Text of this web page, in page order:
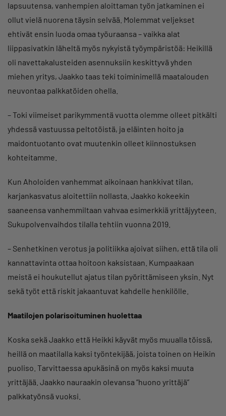
lapsuutensa, vanhempien aloittaman työn jatkaminen ei
ollut vielä nuorena täysin selvää. Molemmat veljekset
ehtivät ensin luoda omaa työuraansa – vaikka alat
liippasivatkin läheltä myös nykyistä työympäristöä: Heikillä
oli navettakalusteiden asennuksiin keskittyvä yhden
miehen yritys, Jaakko taas teki toiminimellä maatalouden
neuvontaa palkkatöiden ohella.
– Toki viimeiset parikymmentä vuotta olemme olleet pitkälti
yhdessä vastuussa peltotöistä, ja eläinten hoito ja
maidontuotanto ovat muutenkin olleet kiinnostuksen
kohteitamme.
Kun Aholoiden vanhemmat aikoinaan hankkivat tilan,
karjankasvatus aloitettiin nollasta. Jaakko kokeekin
saaneensa vanhemmiltaan vahvaa esimerkkiä yrittäjyyteen.
Sukupolvenvaihdos tilalla tehtiin vuonna 2019.
– Senhetkinen verotus ja politiikka ajoivat siihen, että tila oli
kannattavinta ottaa hoitoon kaksistaan. Kumpaakaan
meistä ei houkutellut ajatus tilan pyörittämiseen yksin. Nyt
sekä työt että riskit jakaantuvat kahdelle henkilölle.
Maatilojen polarisoituminen huolettaa
Koska sekä Jaakko että Heikki käyvät myös muualla töissä,
heillä on maatilalla kaksi työntekijää, joista toinen on Heikin
puoliso. Tarvittaessa apukäsinä on myös kaksi muuta
yrittäjää. Jaakko nauraakin olevansa ”huono yrittäjä”
palkkatyönsä vuoksi.